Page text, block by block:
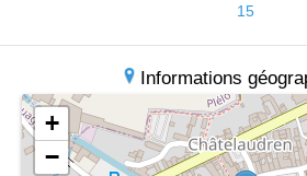
15
Informations
+
−